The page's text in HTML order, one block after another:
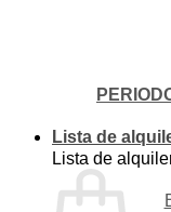
Lista de
Lista de